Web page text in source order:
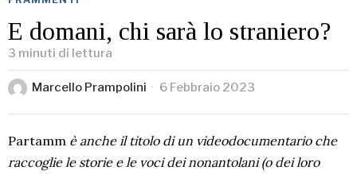
E domani, chi sarà lo straniero?
3 minuti di lettura
Marcello Prampolini 6 Febbraio 2023
Partamm è anche il titolo di un videodocumentario che
raccoglie le storie e le voci dei nonantolani (o dei loro